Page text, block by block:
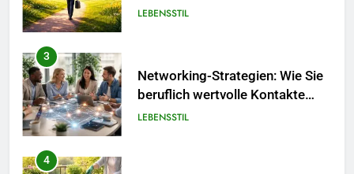
LEBENSSTIL
3
Networking-Strategien: Wie Sie
beruflich wertvolle Kontakte
knüpfen.
LEBENSSTIL
4